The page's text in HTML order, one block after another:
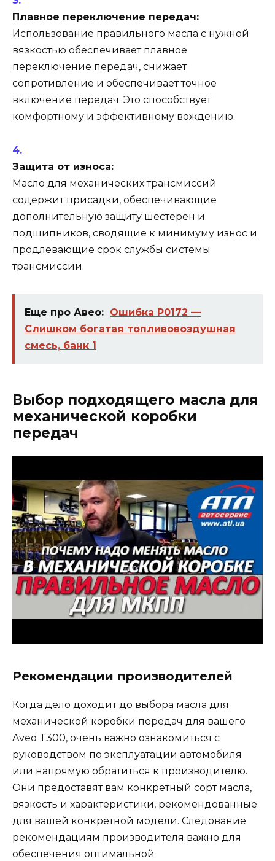
Плавное переключение передач:
Использование правильного масла с нужной
вязкостью обеспечивает плавное
переключение передач, снижает
сопротивление и обеспечивает точное
включение передач. Это способствует
комфортному и эффективному вождению.
Защита от износа:
Масло для механических трансмиссий
содержит присадки, обеспечивающие
дополнительную защиту шестерен и
подшипников, сводящие к минимуму износ и
продлевающие срок службы системы
трансмиссии.
Еще про Авео: Ошибка P0172 —
Слишком богатая топливовоздушная
смесь, банк 1
Выбор подходящего масла для
механической коробки
передач
Рекомендации производителей
Когда дело доходит до выбора масла для
механической коробки передач для вашего
Aveo T300, очень важно ознакомиться с
руководством по эксплуатации автомобиля
или напрямую обратиться к производителю.
Они предоставят вам конкретный сорт масла,
вязкость и характеристики, рекомендованные
для вашей конкретной модели. Следование
рекомендациям производителя важно для
обеспечения оптимальной